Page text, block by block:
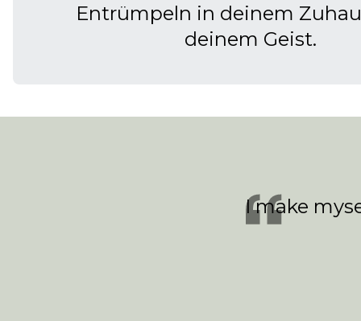
Entrümpeln in deinem
deinem Geist.
I make